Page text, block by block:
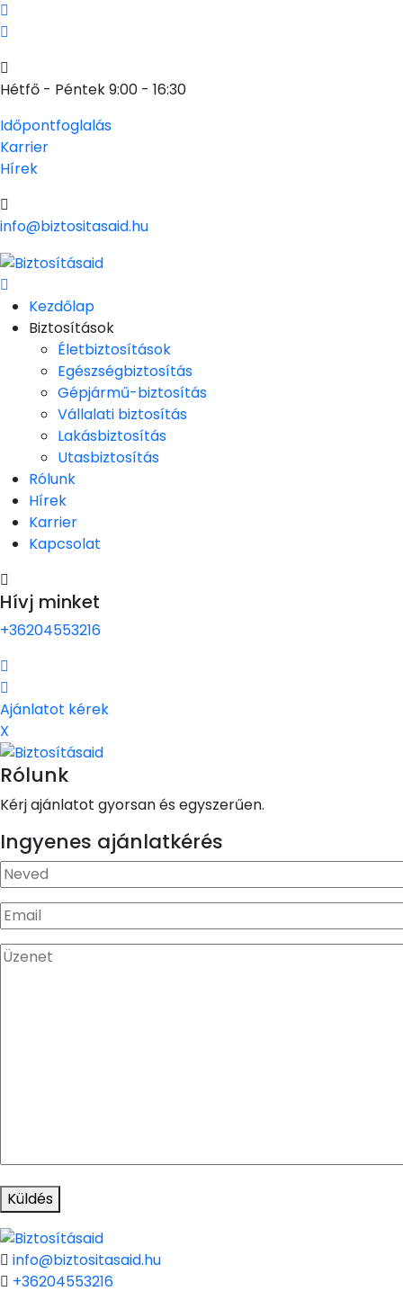
Hétfő - Péntek 9:00 - 16:30
Időpontfoglalás
Karrier
Hírek
info@biztositasaid.hu
Kezdőlap
Biztosítások
Életbiztosítások
Egészségbiztosítás
Gépjármű-biztosítás
Vállalati biztosítás
Lakásbiztosítás
Utasbiztosítás
Rólunk
Hírek
Karrier
Kapcsolat
Hívj minket
+36204553216
Ajánlatot kérek
X
Rólunk
Kérj ajánlatot gyorsan és egyszerűen.
Ingyenes ajánlatkérés
Küldés
info@biztositasaid.hu
+36204553216